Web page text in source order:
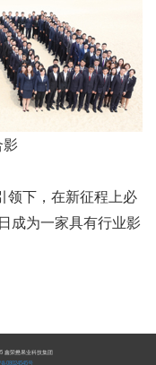
影
领下，在新征程上必
成为一家具有行业影
鑫荣懋果业科技集团
08024545号